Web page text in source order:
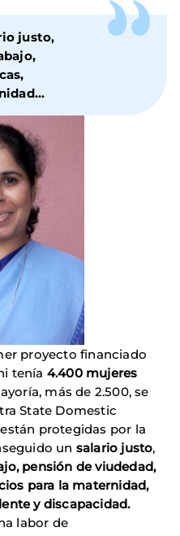
justo,
proyecto financiado
tenía 4.400 mujeres
más de 2.500, se
State Domestic
protegidas por la
un salario justo,
pensión de viudedad,
para la maternidad,
y discapacidad.
labor de